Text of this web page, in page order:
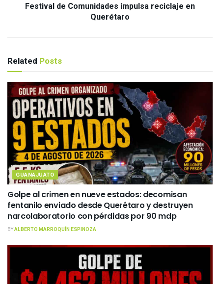
Festival de Comunidades impulsa reciclaje en
Querétaro
Related Posts
GUANAJUATO
Golpe al crimen en nueve estados: decomisan
fentanilo enviado desde Querétaro y destruyen
narcolaboratorio con pérdidas por 90 mdp
BYALBERTO MARROQUÍN ESPINOZA